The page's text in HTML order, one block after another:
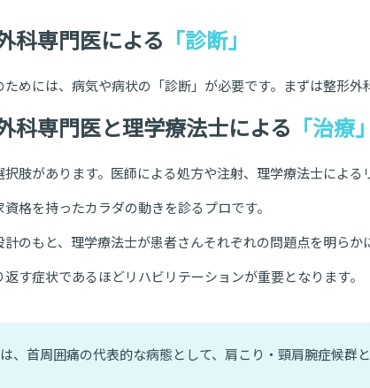
科専門医による 「診断」
めには、病気や病状の「診断」が必要です。まずは整形外
科専門医と理学療法士による 「治療」
肢があります。医師による処方や注射、理学療法士による
格を持ったカラダの動きを診るプロです。
のもと、理学療法士が患者さんそれぞれの問題点を明らか
す症状であるほどリハビリテーションが重要となります。
、首周囲痛の代表的な病態として、肩こり・頸肩腕症候群